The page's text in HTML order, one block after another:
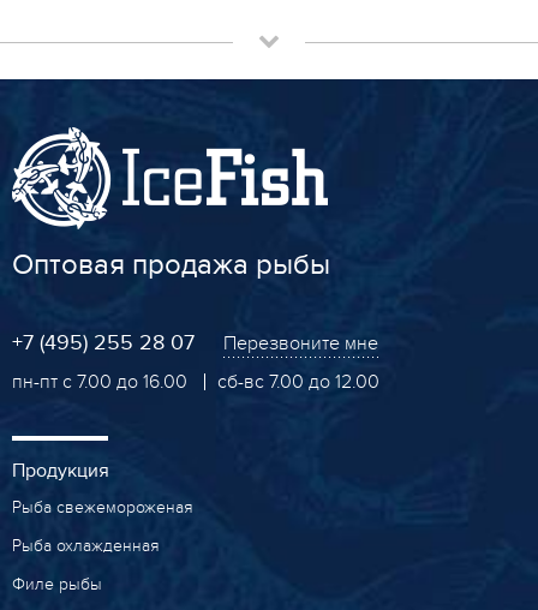
Оптовая продажа рыбы
+7 (495) 255 28 07
Перезвоните мне
пн-пт с 7.00 до 16.00
сб-вс 7.00 до 12.00
Продукция
Рыба свежемороженая
Рыба охлажденная
Филе рыбы